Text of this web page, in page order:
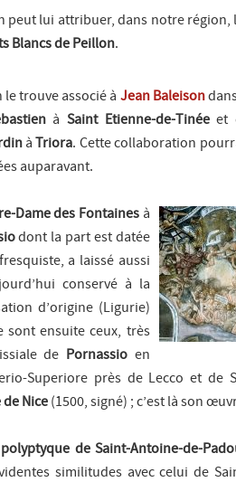
peut lui attribuer, dans notre région,
Blancs de Peillon.
le trouve associé à Jean Baleison
àSaint Etienne-de-Tinéeet
àTriora. Cette collaboration
auparavant.
Dame des Fontaines à
dont la part est datée
a laissé aussi
conservé à la
d’origine (Ligurie)
sont ensuite ceux, très
de Pornassioen
Superiore près de Lecco et de
de Nice (1500, signé) ; c’est là son
polyptyque de Saint-Antoine-de-
similitudes avec celui de